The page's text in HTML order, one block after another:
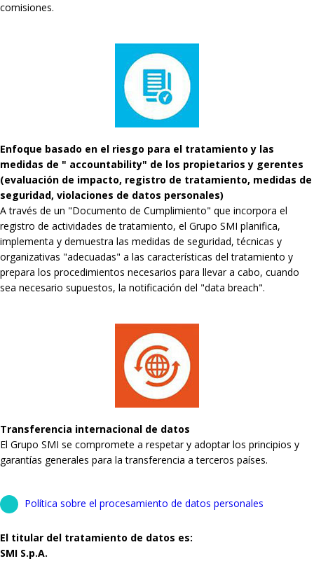
comisiones.
Enfoque basado en el riesgo para el tratamiento y las
medidas de " accountability" de los propietarios y gerentes
(evaluación de impacto, registro de tratamiento, medidas de
seguridad, violaciones de datos personales)
A través de un "Documento de Cumplimiento" que incorpora el
registro de actividades de tratamiento, el Grupo SMI planifica,
implementa y demuestra las medidas de seguridad, técnicas y
organizativas "adecuadas" a las características del tratamiento y
prepara los procedimientos necesarios para llevar a cabo, cuando
sea necesario supuestos, la notificación del "data breach".
Transferencia internacional de datos
El Grupo SMI se compromete a respetar y adoptar los principios y
garantías generales para la transferencia a terceros países.
Política sobre el procesamiento de datos personales
El titular del tratamiento de datos es:
SMI S.p.A.